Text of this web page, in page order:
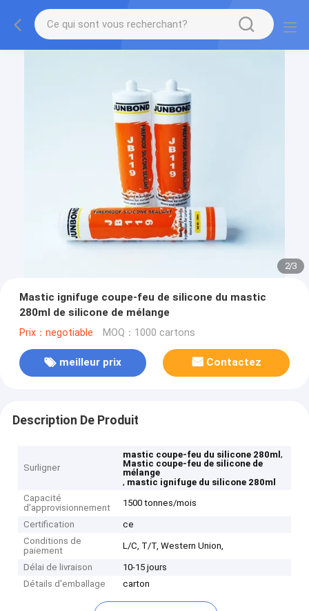
2/3
Mastic ignifuge coupe-feu de silicone du mastic
280ml de silicone de mélange
Prix：negotiable MOQ：1000 cartons
meilleur prix Contactez
Description De Produit
Surligner
mastic coupe-feu du silicone 280ml,
Mastic coupe-feu de silicone de
mélange
, mastic ignifuge du silicone 280ml
Capacité
d'approvisionnement
1500 tonnes/mois
Certification
ce
Conditions de
paiement
L/C, T/T, Western Union,
Délai de livraison
10-15 jours
Détails d'emballage
carton